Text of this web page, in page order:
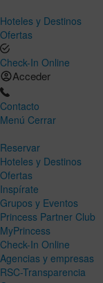
Hoteles y Destinos
Ofertas
Check-In Online
Acceder
Contacto
Menú Cerrar
Reservar
Hoteles y Destinos
Ofertas
Inspírate
Grupos y Eventos
Princess Partner Club
MyPrincess
Check-In Online
Agencias y empresas
RSC-Transparencia